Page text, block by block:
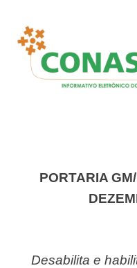
PORTARIA GM/MS Nº 4.254, DE 7 DE
Desabilita e habilita leitos de Unidades de